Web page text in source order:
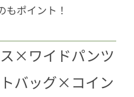
もポイント！
×ワイドパンツ
バッグ×コイン